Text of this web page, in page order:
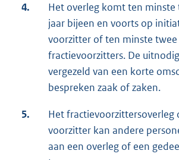
4.
Het overleg komt ten minste
jaar bijeen en voorts op
voorzitter of ten minste twee
fractievoorzitters. De
vergezeld van een korte
bespreken zaak of zaken.
5.
Het fractievoorzittersoverleg
voorzitter kan andere
aan een overleg of een